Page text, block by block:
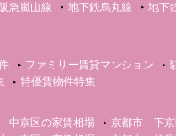
阪急嵐山線 地下鉄烏丸線 地下
ファミリー賃貸マンション
特優賃物件特集
中京区の家賃相場
京都市 下京